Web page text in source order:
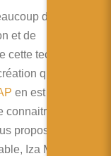
d’utilisation
et de
cette technologie,
qui soient
en est un, en
et savoir
proposons un
Iza MARFISI,